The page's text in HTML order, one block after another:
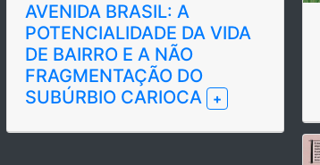
AVENIDA BRASIL: A
POTENCIALIDADE DA VIDA
DE BAIRRO E A NÃO
FRAGMENTAÇÃO DO
SUBÚRBIO CARIOCA
+